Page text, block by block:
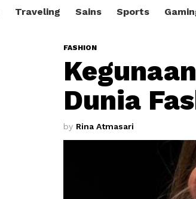
Traveling Sains Sports
FASHION
Dunia
by Rina Atmasari